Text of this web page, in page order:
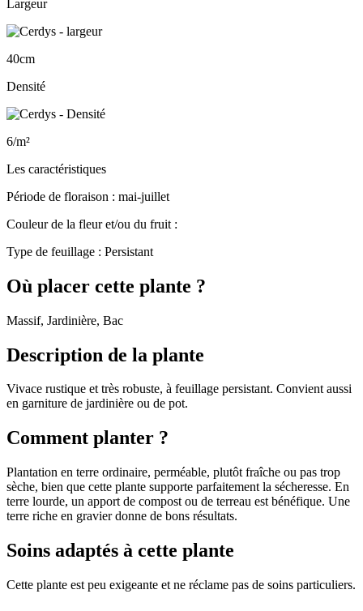
Largeur
40cm
Densité
6/m²
Les caractéristiques
Période de floraison : mai-juillet
Couleur de la fleur et/ou du fruit :
Type de feuillage : Persistant
Où placer cette plante ?
Massif, Jardinière, Bac
Description de la plante
Vivace rustique et très robuste, à feuillage persistant. Convient aussi
en garniture de jardinière ou de pot.
Comment planter ?
Plantation en terre ordinaire, perméable, plutôt fraîche ou pas trop
sèche, bien que cette plante supporte parfaitement la sécheresse. En
terre lourde, un apport de compost ou de terreau est bénéfique. Une
terre riche en gravier donne de bons résultats.
Soins adaptés à cette plante
Cette plante est peu exigeante et ne réclame pas de soins particuliers.